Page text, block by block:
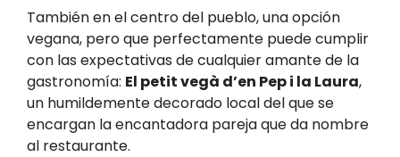
También en el centro del pueblo, una opción
vegana, pero que perfectamente puede cumplir
con las expectativas de cualquier amante de la
gastronomía: El petit vegà d’en Pep i la Laura,
un humildemente decorado local del que se
encargan la encantadora pareja que da nombre
al restaurante.